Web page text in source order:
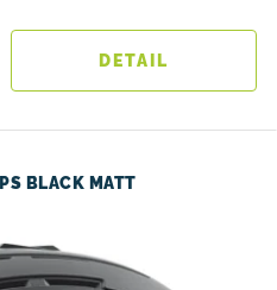
DETAIL
BLACK MATT